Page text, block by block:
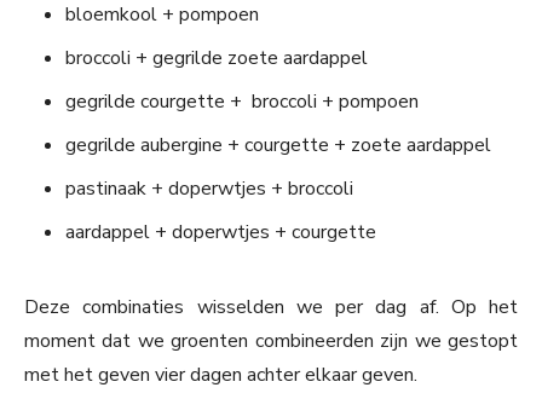
bloemkool + pompoen
broccoli + gegrilde zoete aardappel
gegrilde courgette + broccoli + pompoen
gegrilde aubergine + courgette + zoete aardappel
pastinaak + doperwtjes + broccoli
aardappel + doperwtjes + courgette
Deze combinaties wisselden we per dag af. Op het
moment dat we groenten combineerden zijn we gestopt
met het geven vier dagen achter elkaar geven.